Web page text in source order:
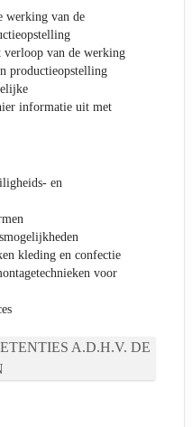
werking van de
verloop van de werking
productieopstelling
informatie uit met
en
kleding en confectie
voor
A.D.H.V. DE